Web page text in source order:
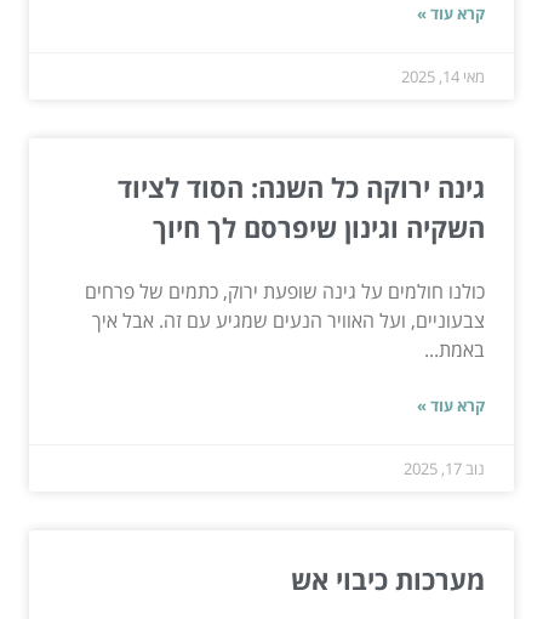
קרא עוד »
מאי 14, 2025
גינה ירוקה כל השנה: הסוד לציוד
השקיה וגינון שיפרסם לך חיוך
כולנו חולמים על גינה שופעת ירוק, כתמים של פרחים
צבעוניים, ועל האוויר הנעים שמגיע עם זה. אבל איך
באמת...
קרא עוד »
נוב 17, 2025
מערכות כיבוי אש